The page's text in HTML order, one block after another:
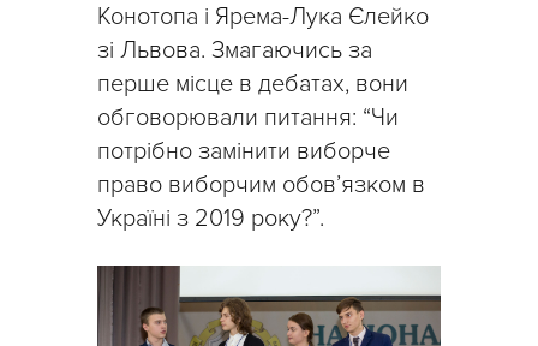
Конотопа і Ярема-Лука Єлейко
зі Львова. Змагаючись за
перше місце в дебатах, вони
обговорювали питання: “Чи
потрібно замінити виборче
право виборчим обов’язком в
Україні з 2019 року?”.